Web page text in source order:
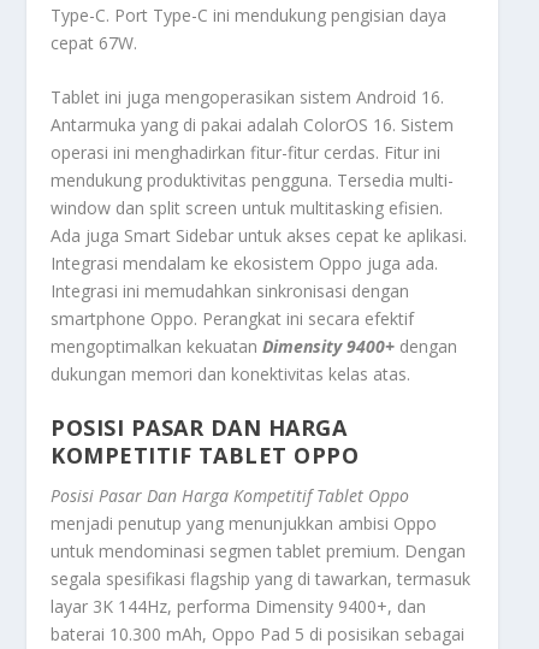
Type-C. Port Type-C ini mendukung pengisian daya
cepat 67W.
Tablet ini juga mengoperasikan sistem Android 16.
Antarmuka yang di pakai adalah ColorOS 16. Sistem
operasi ini menghadirkan fitur-fitur cerdas. Fitur ini
mendukung produktivitas pengguna. Tersedia multi-
window dan split screen untuk multitasking efisien.
Ada juga Smart Sidebar untuk akses cepat ke aplikasi.
Integrasi mendalam ke ekosistem Oppo juga ada.
Integrasi ini memudahkan sinkronisasi dengan
smartphone Oppo. Perangkat ini secara efektif
mengoptimalkan kekuatanDimensity 9400+ dengan
dukungan memori dan konektivitas kelas atas.
POSISI PASAR DAN HARGA
KOMPETITIF TABLET OPPO
Posisi Pasar Dan Harga Kompetitif Tablet Oppo
menjadi penutup yang menunjukkan ambisi Oppo
untuk mendominasi segmen tablet premium. Dengan
segala spesifikasiflagship yang di tawarkan, termasuk
layar 3K 144Hz, performa Dimensity 9400+, dan
baterai 10.300 mAh, Oppo Pad 5 di posisikan sebagai